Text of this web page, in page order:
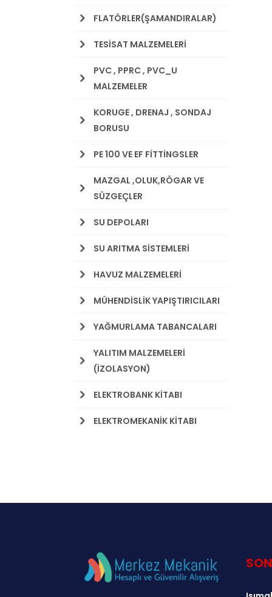
FLATÖRLER(ŞAMANDIRALAR)
TESİSAT MALZEMELERİ
PVC , PPRC , PVC_U
MALZEMELER
KORUGE , DRENAJ , SONDAJ
BORUSU
PE 100 VE EF FİTTİNGSLER
MAZGAL ,OLUK,RÖGAR VE
SÜZGEÇLER
SU DEPOLARI
SU ARITMA SİSTEMLERİ
HAVUZ MALZEMELERİ
MÜHENDİSLİK YAPIŞTIRICILARI
YAĞMURLAMA TABANCALARI
YALITIM MALZEMELERİ
(İZOLASYON)
ELEKTROBANK KİTABI
ELEKTROMEKANİK KİTABI